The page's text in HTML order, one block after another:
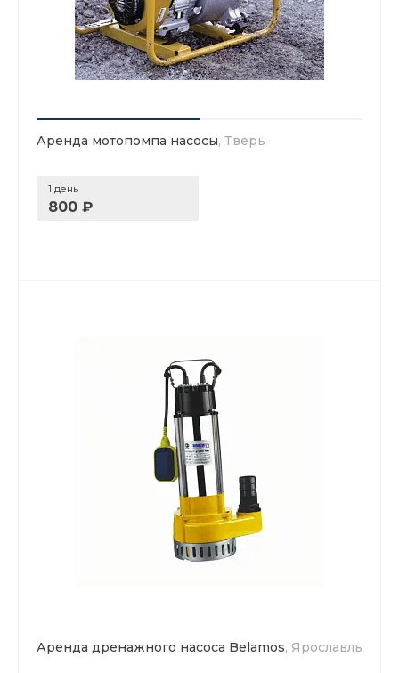
Аренда мотопомпа насосы, Тверь
1 день
800 ₽
Аренда дренажного насоса Belamos, Ярославль